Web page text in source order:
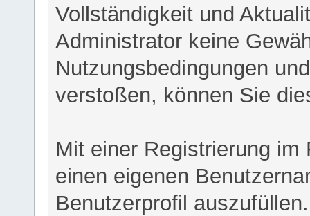
Vollständigkeit und
Administrator keine
Nutzungsbedingungen
verstoßen, können Sie
Mit einer Registrierung
einen eigenen
Benutzerprofil